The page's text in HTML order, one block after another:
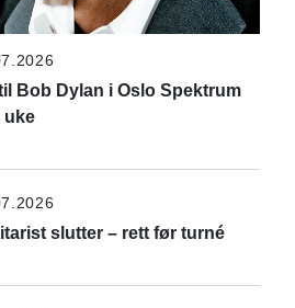
Bob Dylan i Oslo Spektrum
uke
slutter – rett før turné